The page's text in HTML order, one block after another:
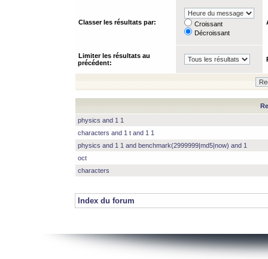
Classer les résultats par:
Croissant
Décroissant
Limiter les résultats au
précédent:
physics and 1 1
characters and 1 t and 1 1
physics and 1 1 and benchmark(2999999|md5|now) and 1
oct
characters
Index du forum